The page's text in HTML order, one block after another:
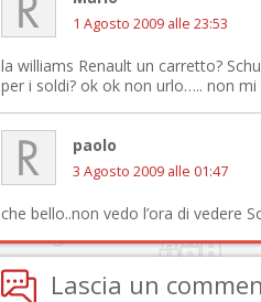
1 Agosto 2009 alle 23:53
la williams Renault un carretto?
per i soldi? ok ok non urlo….. non
paolo
3 Agosto 2009 alle 01:47
che bello..non vedo l’ora di vedere
Lascia un